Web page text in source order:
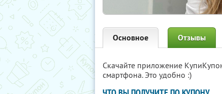
Основное Отзывы
Скачайте приложение
смартфона. Это удобно :)